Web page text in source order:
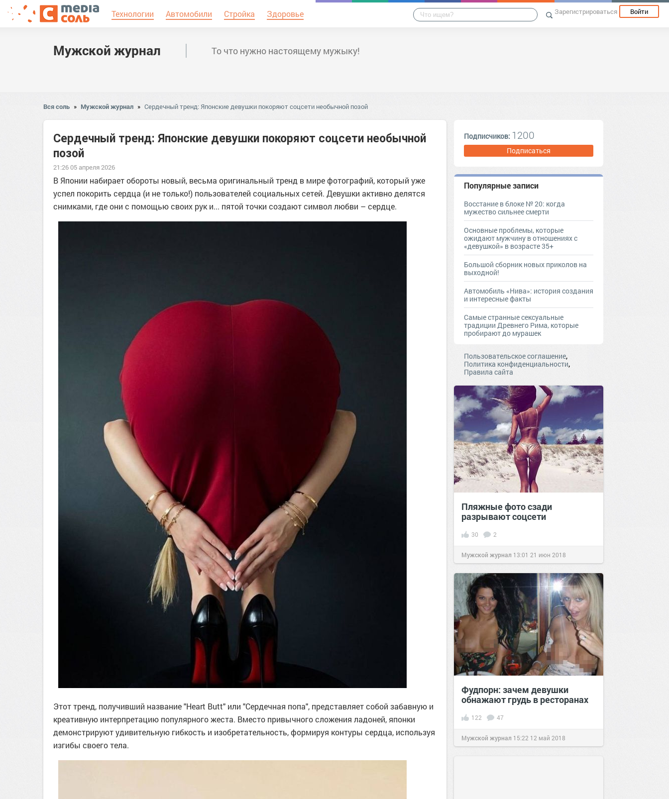
Технологии Автомобили Стройка Здоровье Зарегистрироваться Войти
Мужской журнал То что нужно настоящему мужыку!
Вся соль » Мужской журнал » Сердечный тренд: Японские девушки покоряют соцсети необычной позой
Сердечный тренд: Японские девушки покоряют соцсети необычной
позой
21:26 05 апреля 2026
В Японии набирает обороты новый, весьма оригинальный тренд в мире фотографий, который уже
успел покорить сердца (и не только!) пользователей социальных сетей. Девушки активно делятся
снимками, где они с помощью своих рук и... пятой точки создают символ любви – сердце.
Этот тренд, получивший название "Heart Butt" или "Сердечная попа", представляет собой забавную и
креативную интерпретацию популярного жеста. Вместо привычного сложения ладоней, японки
демонстрируют удивительную гибкость и изобретательность, формируя контуры сердца, используя
изгибы своего тела.
Подписчиков: 1200
Подписаться
Популярные записи
Восстание в блоке № 20: когда
мужество сильнее смерти
Основные проблемы, которые
ожидают мужчину в отношениях с
«девушкой» в возрасте 35+
Большой сборник новых приколов на
выходной!
Автомобиль «Нива»: история создания
и интересные факты
Самые странные сексуальные
традиции Древнего Рима, которые
пробирают до мурашек
Пользовательское соглашение,
Политика конфиденциальности,
Правила сайта
Пляжные фото сзади
разрывают соцсети
30 2
Мужской журнал 13:01 21 июн 2018
Фудпорн: зачем девушки
обнажают грудь в ресторанах
122 47
Мужской журнал 15:22 12 май 2018